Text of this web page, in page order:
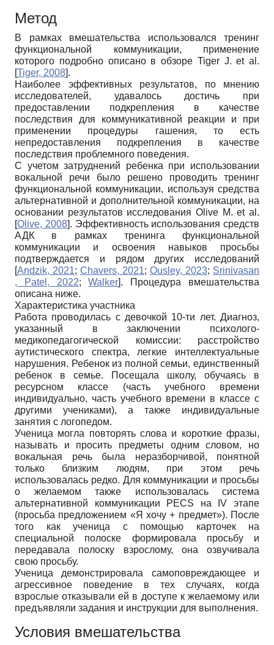
Метод
В рамках вмешательства использовался тренинг
функциональной коммуникации, применение
которого подробно описано в обзоре Tiger J. et al.
[Tiger, 2008].
Наиболее эффективных результатов, по мнению
исследователей, удавалось достичь при
предоставлении подкрепления в качестве
последствия для коммуникативной реакции и при
применении процедуры гашения, то есть
непредоставления подкрепления в качестве
последствия проблемного поведения.
С учетом затруднений ребенка при использовании
вокальной речи было решено проводить тренинг
функциональной коммуникации, используя средства
альтернативной и дополнительной коммуникации, на
основании результатов исследования Olive M. et al.
[Olive, 2008]. Эффективность использования средств
АДК в рамках тренинга функциональной
коммуникации и освоения навыков просьбы
подтверждается и рядом других исследований
[Andzik, 2021; Chavers, 2021; Ousley, 2023; Srinivasan
, Patel, 2022;Walker]. Процедура вмешательства
описана ниже.
Характеристика участника
Работа проводилась с девочкой 10-ти лет. Диагноз,
указанный в заключении психолого-
медикопедагогической комиссии: расстройство
аутистического спектра, легкие интеллектуальные
нарушения. Ребенок из полной семьи, единственный
ребенок в семье. Посещала школу, обучаясь в
ресурсном классе (часть учебного времени
индивидуально, часть учебного времени в классе с
другими учениками), а также индивидуальные
занятия с логопедом.
Ученица могла повторять слова и короткие фразы,
называть и просить предметы одним словом, но
вокальная речь была неразборчивой, понятной
только близким людям, при этом речь
использовалась редко. Для коммуникации и просьбы
о желаемом также использовалась система
альтернативной коммуникации PECS на IV этапе
(просьба предложением «Я хочу + предмет»). После
того как ученица с помощью карточек на
специальной полоске формировала просьбу и
передавала полоску взрослому, она озвучивала
свою просьбу.
Ученица демонстрировала самоповреждающее и
агрессивное поведение в тех случаях, когда
взрослые отказывали ей в доступе к желаемому или
предъявляли задания и инструкции для выполнения.
Условия вмешательства